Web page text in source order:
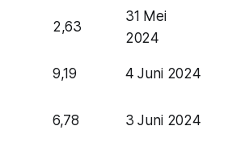
2,63
31 Mei
2024
9,19 4 Juni 2024
6,78 3 Juni 2024